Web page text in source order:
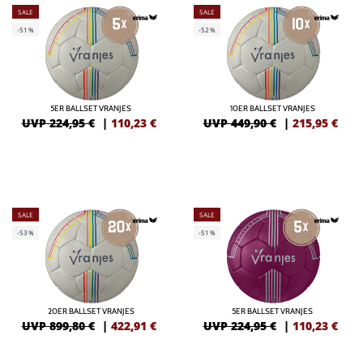
SALE
-51%
5ER BALLSET VRANJES
UVP 224,95 € | 110,23 €
SALE
-52%
10ER BALLSET VRANJES
UVP 449,90 € | 215,95 €
SALE
-53%
20ER BALLSET VRANJES
UVP 899,80 € | 422,91 €
SALE
-51%
5ER BALLSET VRANJES
UVP 224,95 € | 110,23 €